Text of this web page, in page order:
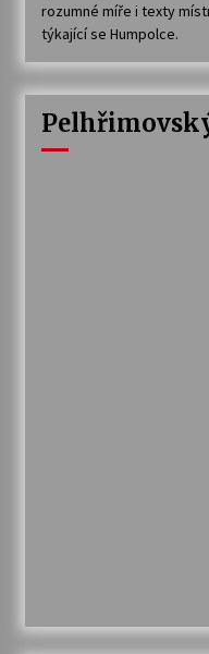
rozumné míře i texty
týkající se Humpolce.